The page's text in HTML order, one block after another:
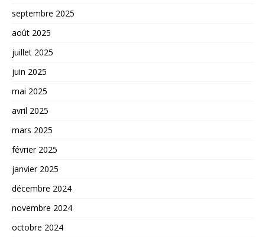
septembre 2025
août 2025
juillet 2025
juin 2025
mai 2025
avril 2025
mars 2025
février 2025
janvier 2025
décembre 2024
novembre 2024
octobre 2024